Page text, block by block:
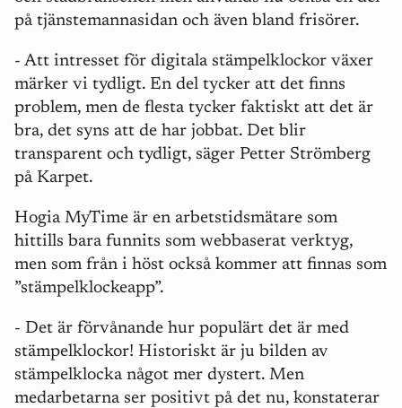
på tjänstemannasidan och även bland frisörer.
- Att intresset för digitala stämpelklockor växer
märker vi tydligt. En del tycker att det finns
problem, men de flesta tycker faktiskt att det är
bra, det syns att de har jobbat. Det blir
transparent och tydligt, säger Petter Strömberg
på Karpet.
Hogia MyTime är en arbetstidsmätare som
hittills bara funnits som webbaserat verktyg,
men som från i höst också kommer att finnas som
”stämpelklockeapp”.
- Det är förvånande hur populärt det är med
stämpelklockor! Historiskt är ju bilden av
stämpelklocka något mer dystert. Men
medarbetarna ser positivt på det nu, konstaterar